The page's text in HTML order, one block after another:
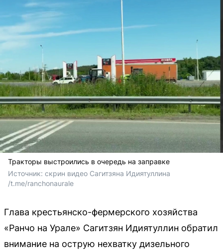
Тракторы выстроились в очередь на заправке
Источник: cкрин видео Сагитзяна Идиятуллина
/t.me/ranchonaurale
Глава крестьянско-фермерского хозяйства
«Ранчо на Урале» Сагитзян Идиятуллин обратил
внимание на острую нехватку дизельного